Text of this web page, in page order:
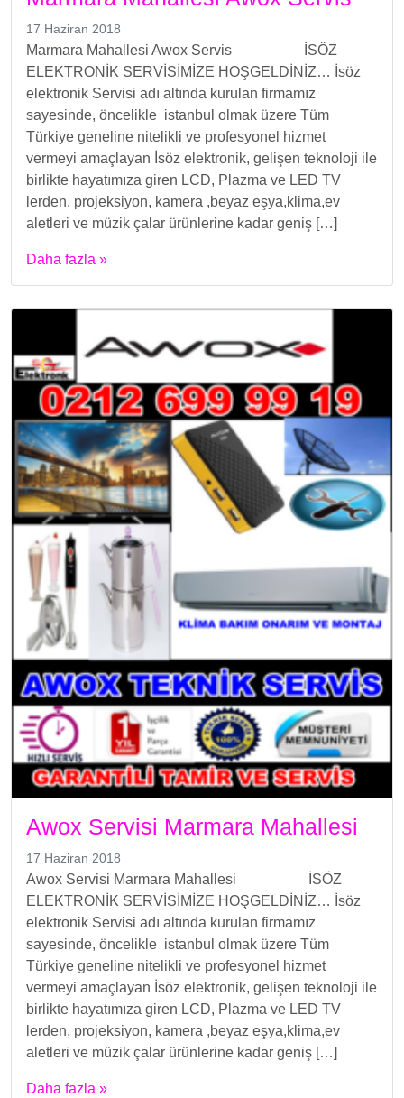
17 Haziran 2018
Marmara Mahallesi Awox Servis İSÖZ
ELEKTRONİK SERVİSİMİZE HOŞGELDİNİZ… İsöz
elektronik Servisi adı altında kurulan firmamız
sayesinde, öncelikle istanbul olmak üzere Tüm
Türkiye geneline nitelikli ve profesyonel hizmet
vermeyi amaçlayan İsöz elektronik, gelişen teknoloji ile
birlikte hayatımıza giren LCD, Plazma ve LED TV
lerden, projeksiyon, kamera ,beyaz eşya,klima,ev
aletleri ve müzik çalar ürünlerine kadar geniş […]
Daha fazla »
Awox Servisi Marmara Mahallesi
17 Haziran 2018
Awox Servisi Marmara Mahallesi İSÖZ
ELEKTRONİK SERVİSİMİZE HOŞGELDİNİZ… İsöz
elektronik Servisi adı altında kurulan firmamız
sayesinde, öncelikle istanbul olmak üzere Tüm
Türkiye geneline nitelikli ve profesyonel hizmet
vermeyi amaçlayan İsöz elektronik, gelişen teknoloji ile
birlikte hayatımıza giren LCD, Plazma ve LED TV
lerden, projeksiyon, kamera ,beyaz eşya,klima,ev
aletleri ve müzik çalar ürünlerine kadar geniş […]
Daha fazla »